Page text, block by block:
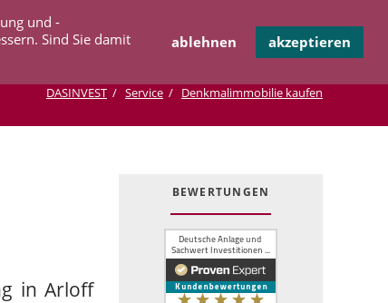
und -
Sind Sie damit
ablehnen akzeptieren
überspringen
KONTAKT
DASINVEST Service Denkmalimmobilie kaufen
in Arloff
BEWERTUNGEN